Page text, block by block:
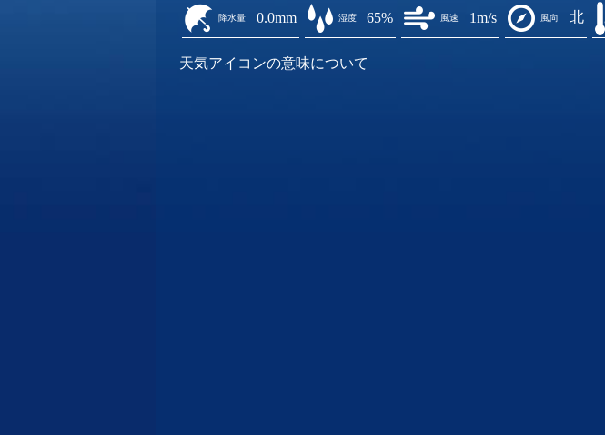
降水量 0.0mm 湿度 65% 風速 1m/s 風向 北
天気アイコンの意味について